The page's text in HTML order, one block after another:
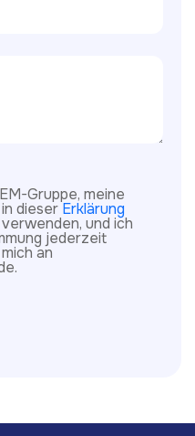
Gruppe, meine
dieserErklärung
und ich
jederzeit
an